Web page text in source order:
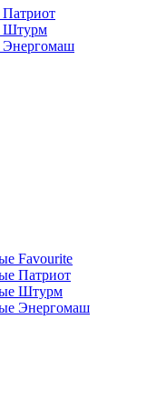
Патриот
Штурм
Энергомаш
Favourite
Патриот
Штурм
Энергомаш